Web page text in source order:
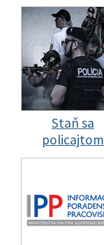
Staň sa
policajtom